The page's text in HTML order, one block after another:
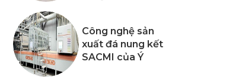
Công nghệ sản
xuất đá nung kết
SACMI của Ý